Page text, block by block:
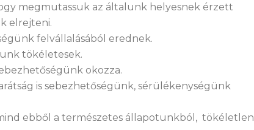
megmutassuk az általunk helyesnek érzett
elrejteni.
felvállalásából erednek.
tökéletesek.
okozza.
is sebezhetőségünk, sérülékenységünk
ebből a természetes állapotunkból, tökéletlen